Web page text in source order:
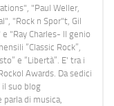
"Paul Weller,
"Rock n Spor"t, Gil
"Ray Charles- Il genio
“Classic Rock”,
e “Libertà”. E' tra i
Awards. Da sedici
suo blog
di musica,